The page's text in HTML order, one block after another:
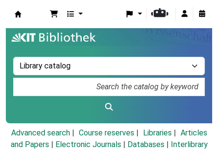
Advanced search Course reserves Libraries
Articles
and Papers
Electronic Journals Databases
Interlibrary